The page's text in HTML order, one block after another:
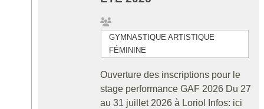
GYMNASTIQUE ARTISTIQUE
FÉMININE
Ouverture des inscriptions pour le
stage performance GAF 2026 Du 27
au 31 juillet 2026 à Loriol Infos: ici